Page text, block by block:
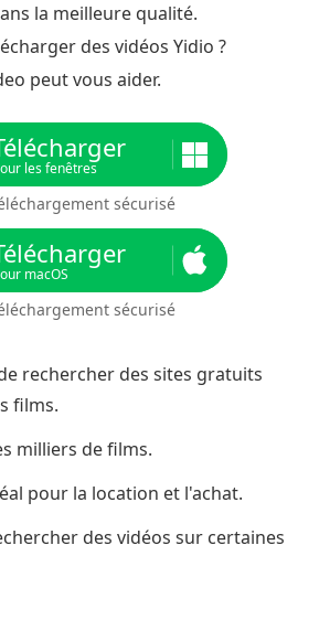
la meilleure qualité.
des vidéos Yidio ?
peut vous aider.
les fenêtres
sécurisé
macOS
sécurisé
rechercher des sites gratuits
films.
milliers de films.
pour la location et l'achat.
des vidéos sur certaines